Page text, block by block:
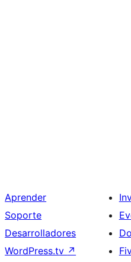
Aprender
Soporte
Desarrolladores
WordPress.tv ↗